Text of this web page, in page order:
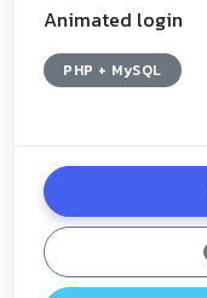
Animated login
PHP + MySQL